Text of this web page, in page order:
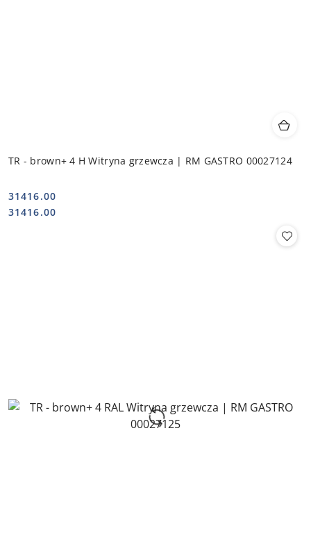
TR - brown+ 4 H Witryna grzewcza | RM GASTRO 00027124
Cena:
31416.00
Cena:
31416.00